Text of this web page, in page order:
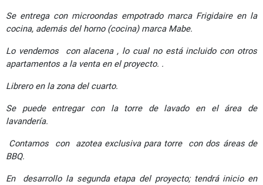
Se entrega con microondas empotrado marca Frigidaire en la
cocina, además del horno (cocina) marca Mabe.
Lo vendemos con alacena , lo cual no está incluido con otros
apartamentos a la venta en el proyecto. .
Librero en la zona del cuarto.
Se puede entregar con la torre de lavado en el área de
lavandería.
Contamos con azotea exclusiva para torre con dos áreas de
BBQ.
En desarrollo la segunda etapa del proyecto; tendrá inicio en